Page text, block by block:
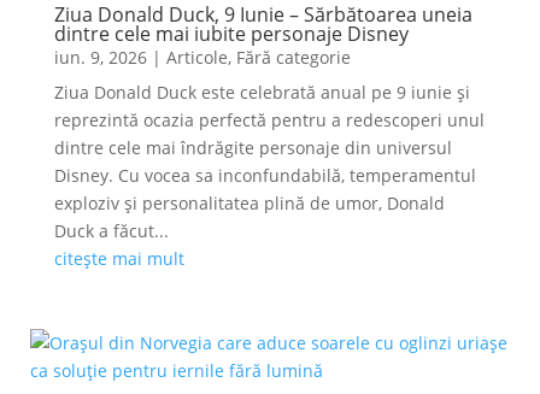
Ziua Donald Duck, 9 Iunie – Sărbătoarea uneia
dintre cele mai iubite personaje Disney
iun. 9, 2026| Articole, Fără categorie
Ziua Donald Duck este celebrată anual pe 9 iunie și
reprezintă ocazia perfectă pentru a redescoperi unul
dintre cele mai îndrăgite personaje din universul
Disney. Cu vocea sa inconfundabilă, temperamentul
exploziv și personalitatea plină de umor, Donald
Duck a făcut...
citește mai mult